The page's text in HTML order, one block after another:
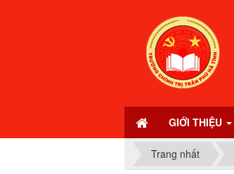
GIỚI THIỆU
Trang nhất